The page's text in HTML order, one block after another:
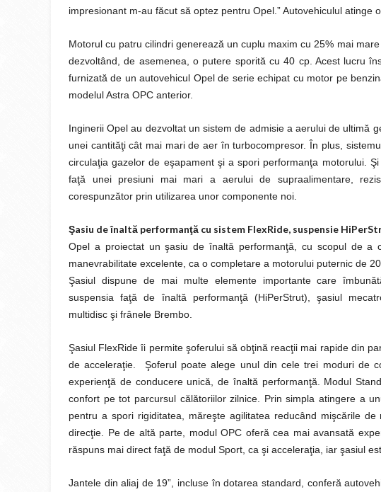
impresionant m-au făcut să optez pentru Opel.” Autovehiculul atinge
Motorul cu patru cilindri generează un cuplu maxim cu 25% mai
dezvoltând, de asemenea, o putere sporită cu 40 cp. Acest lucru
furnizată de un autovehicul Opel de serie echipat cu motor pe
modelul Astra OPC anterior.
Inginerii Opel au dezvoltat un sistem de admisie a aerului de ultimă
unei cantităţi cât mai mari de aer în turbocompresor. În plus,
circulaţia gazelor de eşapament şi a spori performanţa motorului.
faţă unei presiuni mai mari a aerului de supraalimentare,
corespunzător prin utilizarea unor componente noi.
Şasiu de înaltă performanţă cu sistem FlexRide, suspensie
Opel a proiectat un şasiu de înaltă performanţă, cu scopul de a
manevrabilitate excelente, ca o completare a motorului puternic de
Şasiul dispune de mai multe elemente importante care
suspensia faţă de înaltă performanţă (HiPerStrut), şasiul
multidisc şi frânele Brembo.
Şasiul FlexRide îi permite şoferului să obţină reacţii mai rapide din
de acceleraţie. Şoferul poate alege unul din cele trei moduri de
experienţă de conducere unică, de înaltă performanţă. Modul
confort pe tot parcursul călătoriilor zilnice. Prin simpla atingere a
pentru a spori rigiditatea, măreşte agilitatea reducând mişcările
direcţie. Pe de altă parte, modul OPC oferă cea mai avansată
răspuns mai direct faţă de modul Sport, ca şi acceleraţia, iar şasiul
Jantele din aliaj de 19”, incluse în dotarea standard, conferă